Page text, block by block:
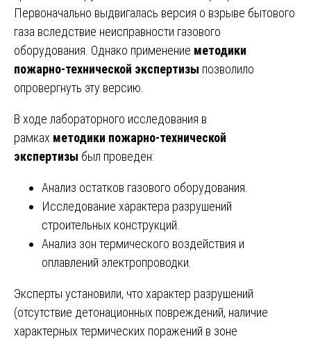
Первоначально выдвигалась версия о взрыве бытового
газа вследствие неисправности газового
оборудования. Однако применение методики
пожарно-технической экспертизы позволило
опровергнуть эту версию.
В ходе лабораторного исследования в
рамках методики пожарно-технической
экспертизы был проведен:
Анализ остатков газового оборудования.
Исследование характера разрушений
строительных конструкций.
Анализ зон термического воздействия и
оплавлений электропроводки.
Эксперты установили, что характер разрушений
(отсутствие детонационных повреждений, наличие
характерных термических поражений в зоне